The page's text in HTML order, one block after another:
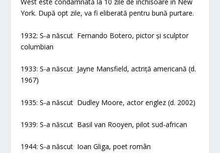
West este condamnată la 10 zile de închisoare în New
York. După opt zile, va fi eliberată pentru bună purtare.
1932: S-a născut Fernando Botero, pictor și sculptor
columbian
1933: S-a născut Jayne Mansfield, actriță americană (d.
1967)
1935: S-a născut Dudley Moore, actor englez (d. 2002)
1939: S-a născut Basil van Rooyen, pilot sud-african
1944: S-a născut Ioan Gliga, poet român